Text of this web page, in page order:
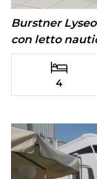
Burstner
con letto
4